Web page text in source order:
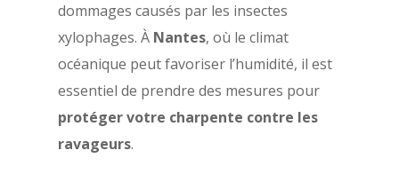
dommages causés par les insectes
xylophages. ÀNantes, où le climat
océanique peut favoriser l’humidité, il est
essentiel de prendre des mesures pour
protéger votre charpente contre les
ravageurs.